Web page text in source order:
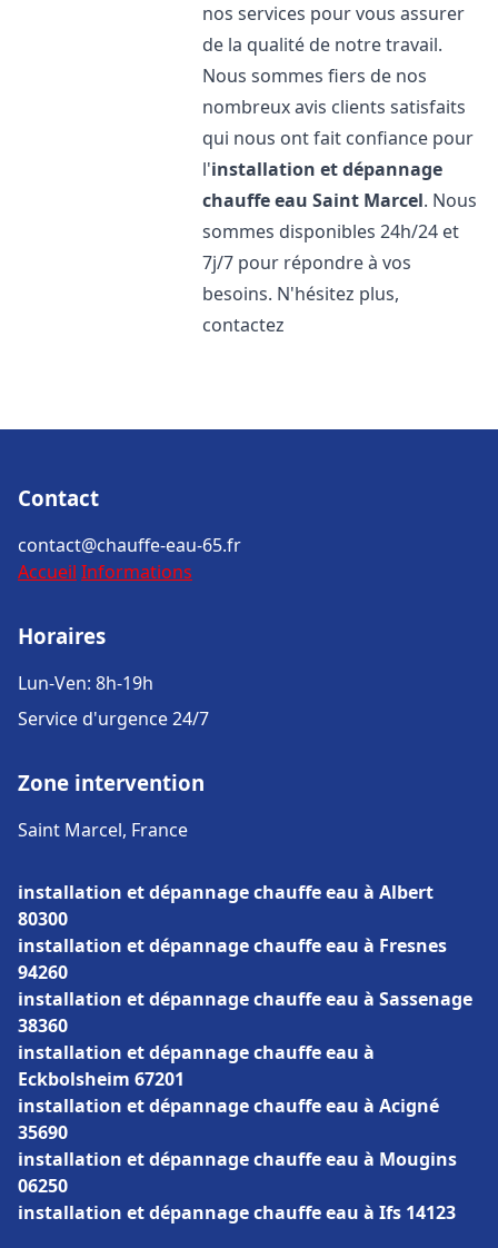
nos services pour vous assurer
de la qualité de notre travail.
Nous sommes fiers de nos
nombreux avis clients satisfaits
qui nous ont fait confiance pour
l'installation et dépannage
chauffe eau Saint Marcel. Nous
sommes disponibles 24h/24 et
7j/7 pour répondre à vos
besoins. N'hésitez plus,
contactez
Contact
contact@chauffe-eau-65.fr
Accueil Informations
Horaires
Lun-Ven: 8h-19h
Service d'urgence 24/7
Zone intervention
Saint Marcel, France
installation et dépannage chauffe eau à Albert
80300
installation et dépannage chauffe eau à Fresnes
94260
installation et dépannage chauffe eau à Sassenage
38360
installation et dépannage chauffe eau à
Eckbolsheim 67201
installation et dépannage chauffe eau à Acigné
35690
installation et dépannage chauffe eau à Mougins
06250
installation et dépannage chauffe eau à Ifs 14123